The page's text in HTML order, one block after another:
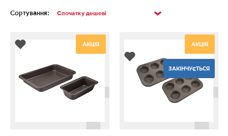
Сортування:
АКЦІЯ АКЦІЯ
ЗАКІНЧУЄТЬСЯ